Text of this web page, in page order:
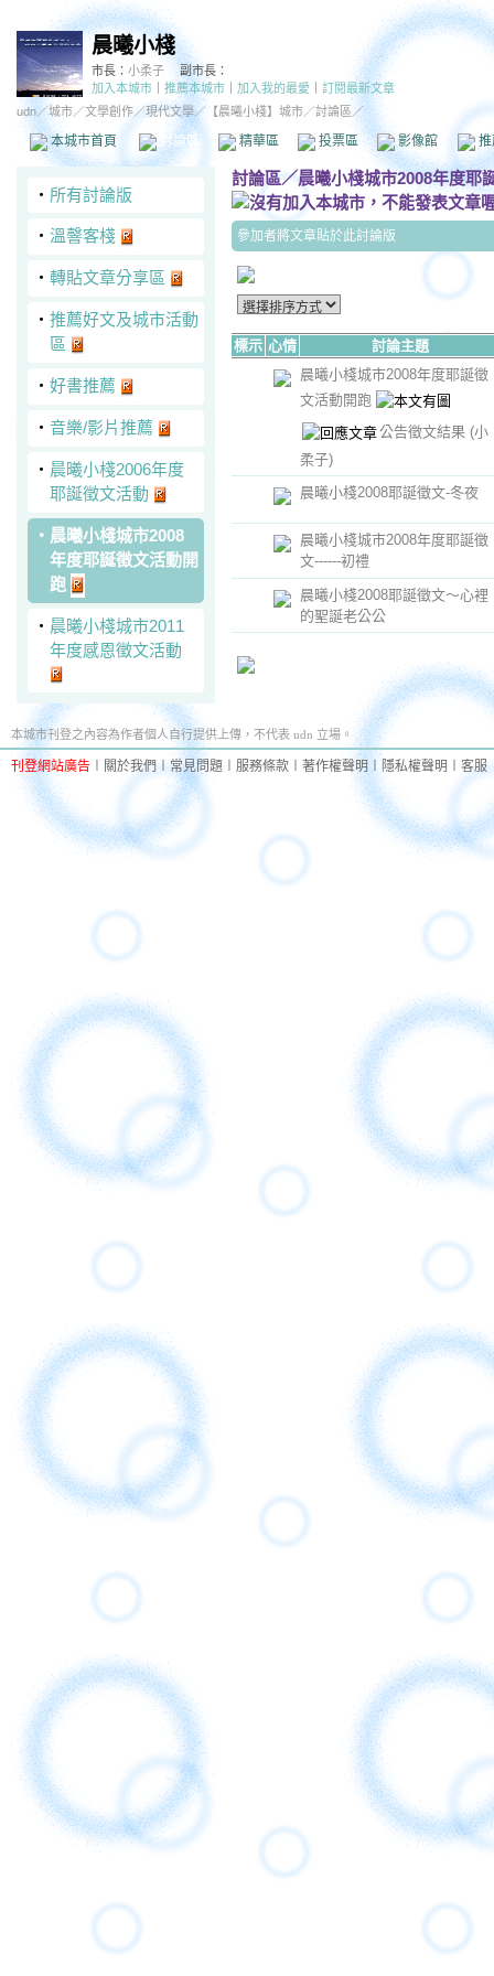
晨曦小棧
市長： 小柔子
副市長：
加入本城市
推薦本城市 加入我的最愛
訂閱最新文章
udn／城市／文學創作／現代文學／【晨曦小棧】城市／討論區／
本城市首頁 討論區 精華區 投票區 影像館
‧ 所有討論版
‧ 溫韾客棧
‧ 轉貼文章分享區
‧ 推薦好文及城市活動
區
‧ 好書推薦
‧ 音樂/影片推薦
‧ 晨曦小棧2006年度
耶誕徵文活動
‧ 晨曦小棧城市2008
年度耶誕徵文活動開
跑
‧ 晨曦小棧城市2011
年度感恩徵文活動
討論區／晨曦小棧城市2008年度耶
參加者將文章貼於此討論版
標示 心情
討論主題
晨曦小棧城市2008年度耶誕徵
文活動開跑
公告徵文結果 (小
柔子)
晨曦小棧2008耶誕徵文-冬夜
晨曦小棧城市2008年度耶誕徵
文------初禮
晨曦小棧2008耶誕徵文～心裡
的聖誕老公公
本城市刊登之內容為作者個人自行提供上傳，不代表 udn 立場。
刊登網站廣告 關於我們 常見問題 服務條款 著作權聲明︱隱私權聲明 客服